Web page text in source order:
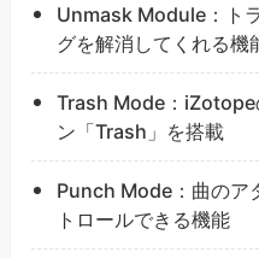
Unmask Module：ト
グを解消してくれる機
Trash Mode：iZotope
ン「Trash」を搭載
Punch Mode：曲のア
トロールできる機能